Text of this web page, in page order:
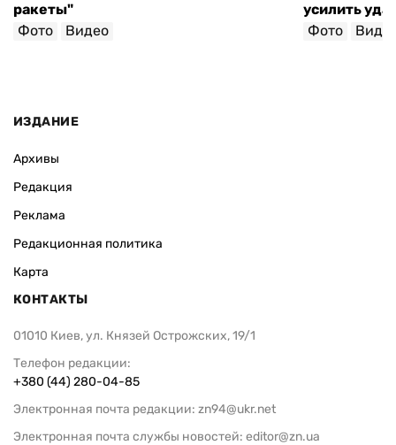
ракеты"
Фото
Видео
усилить
Фото
ИЗДАНИЕ
Архивы
Редакция
Реклама
Редакционная политика
Карта
КОНТАКТЫ
01010 Киев, ул. Князей Острожских, 19/1
Телефон редакции:
+380 (44) 280-04-85
Электронная почта редакции: zn94@ukr.net
Электронная почта службы новостей: editor@zn.ua